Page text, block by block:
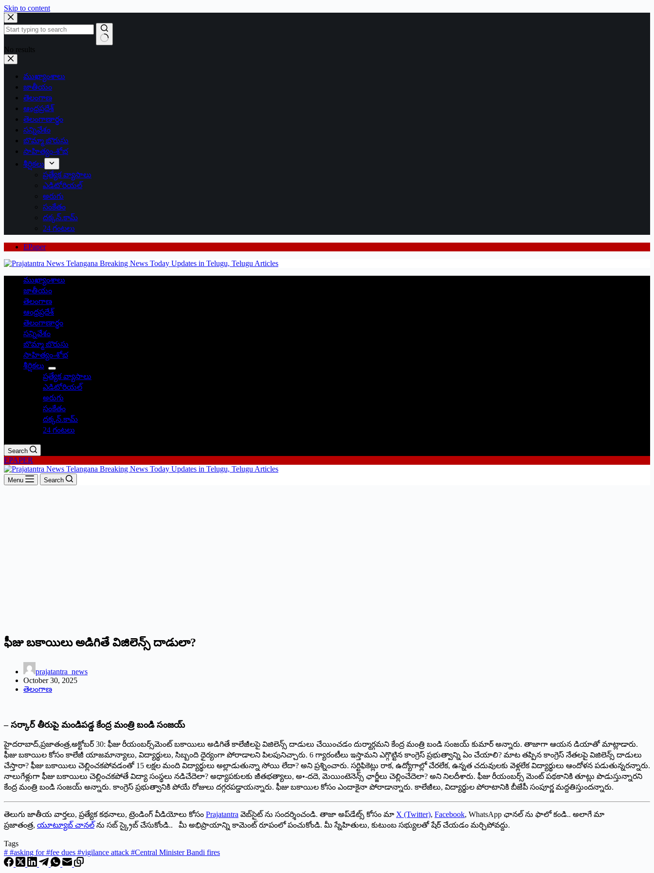
Skip to content
No results
ముఖ్యాంశాలు
జాతీయం
తెలంగాణ
ఆంధ్రప్రదేశ్
తెలంగాణార్థం
సన్నివేశం
బొమ్మా బొరుసు
సాహిత్యం-శోభ
శీర్షికలు
ప్రత్యేక వ్యాసాలు
ఎడిటోరియల్
అరుగు
సంకేతం
దక్కన్.కామ్
24 గంటలు
EPaper
ముఖ్యాంశాలు
జాతీయం
తెలంగాణ
ఆంధ్రప్రదేశ్
తెలంగాణార్థం
సన్నివేశం
బొమ్మా బొరుసు
సాహిత్యం-శోభ
శీర్షికలు
ప్రత్యేక వ్యాసాలు
ఎడిటోరియల్
అరుగు
సంకేతం
దక్కన్.కామ్
24 గంటలు
Search
EPAPER
Menu Search
ఫీజు బకాయిలు అడిగితే విజిలెన్స్ ‌దాడులా?
prajatantra_news
October 30, 2025
తెలంగాణ
– సర్కార్‌ ‌తీరుపై మండిపడ్డ కేంద్ర మంత్రి బండి సంజయ్‌
‌హైదరాబాద్‌,‌ప్రజాతంత్ర,అక్టోబర్‌ 30: ‌ఫీజు రీయంబర్స్‌మెంట్‌ ‌బకాయిలు అడిగితే కాలేజీలపై విజిలెన్స్ ‌దాడులు చేయించడం దుర్మార్గమని కేంద్ర మంత్రి బండి సంజయ్‌ ‌కుమార్‌ అన్నారు. తాజాగా ఆయన డియాతో మాట్లాడారు.
ఫీజు బకాయిల కోసం కాలేజీ యాజమాన్యాలు, విద్యార్థులు, సిబ్బంది ధైర్యంగా పోరాడాలని పిలపునిచ్చారు. 6 గ్యారంటీలు ఇస్తామని ఎగ్గొట్టిన కాంగ్రెస్‌ ‌ప్రభుత్వాన్ని ఏం చేయాలి? మాట తప్పిన కాంగ్రెస్‌ ‌నేతలపై విజిలెన్స్ ‌దాడులు
చేస్తారా? ఫీజు బకాయిలు చెల్లించకపోవడంతో 15 లక్షల మంది విద్యార్థులు అల్లాడుతున్నా సోయి లేదా? అని ప్రశ్నించారు. సర్టిఫికెట్లు రాక, ఉద్యోగాల్లో చేరలేక, ఉన్నత చదువులకు వెళ్లలేక విద్యార్థులు ఆందోళన పడుతున్నరన్నారు.
నాలుగేళ్లుగా ఫీజు బకాయిలు చెల్లించకపోతే విద్యా సంస్థలు నడిచేదెలా? అధ్యాపకులకు జీతభత్యాలు, అ•-దదె, మెయింటెనెన్స్ ‌ఛార్జీలు చెల్లించేదెలా? అని నిలదీశారు. ఫీజు రీయంబర్స్ ‌మెంట్‌ ‌పథకానికి తూట్లు పొడుస్తున్నారని
కేంద్ర మంత్రి బండి సంజయ్‌ అన్నారు. కాంగ్రెస్‌ ‌ప్రభుత్వానికి పోయే రోజులు దగ్గరపడ్డాయన్నారు. ఫీజు బకాయిల కోసం ఎందాకైనా పోరాడాన్నారు. కాలేజీలు, విద్యార్థుల పోరాటానికి బీజేపీ సంపూర్ణ మద్దతిస్తుందన్నారు.
తెలుగు జాతీయ వార్తలు, ప్రత్యేక కథనాలు, ట్రెండింగ్ వీడియోలు కోసం Prajatantra వెబ్‌సైట్ ను సందర్శించండి. తాజా అప్‌డేట్స్ కోసం మా X (Twitter), Facebook, WhatsApp ఛానల్ ను ఫాలో కండి.. అలాగే మా
ప్రజాతంత్ర, యూట్యూబ్ చానల్ ను సబ్ స్క్రైబ్ చేసుకోండి.. మీ అభిప్రాయాన్ని కామెంట్ రూపంలో పంచుకోండి. మీ స్నేహితులు, కుటుంబ సభ్యులతో షేర్ చేయడం మర్చిపోవద్దు.
Tags
# #asking for #fee dues #vigilance attack #Central Minister Bandi fires